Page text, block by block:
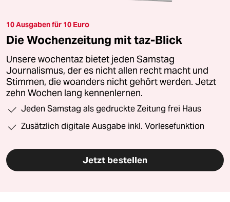
10 Ausgaben für 10 Euro
Die Wochenzeitung mit taz-Blick
Unsere wochentaz bietet jeden Samstag
Journalismus, der es nicht allen recht macht und
Stimmen, die woanders nicht gehört werden. Jetzt
zehn Wochen lang kennenlernen.
Jeden Samstag als gedruckte Zeitung frei Haus
Zusätzlich digitale Ausgabe inkl. Vorlesefunktion
Jetzt bestellen